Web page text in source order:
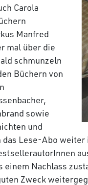
Carola
Manfred
mal über die
schmunzeln
Büchern von
sowie
und
Lese-Abo weiter
einem Nachlass
Zweck